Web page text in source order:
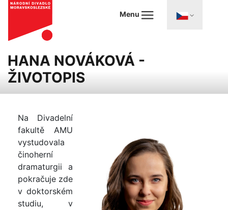
Menu
HANA NOVÁKOVÁ -
ŽIVOTOPIS
Na Divadelní
fakultě AMU
vystudovala
činoherní
dramaturgii a
pokračuje zde
v doktorském
studiu, v